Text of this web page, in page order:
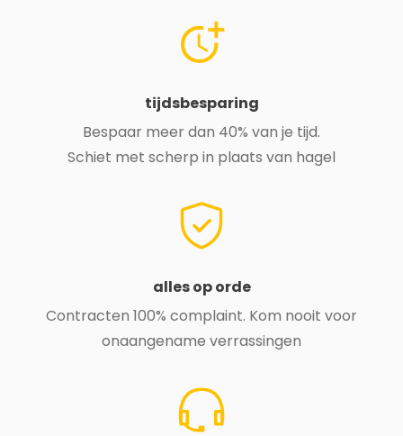
tijdsbesparing
Bespaar meer dan 40% van je tijd.
Schiet met scherp in plaats van hagel
alles op orde
Contracten 100% complaint. Kom nooit voor
onaangename verrassingen